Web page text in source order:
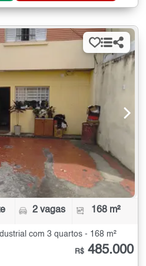
2 vagas 168 m²
com 3 quartos - 168 m²
R$ 485.000